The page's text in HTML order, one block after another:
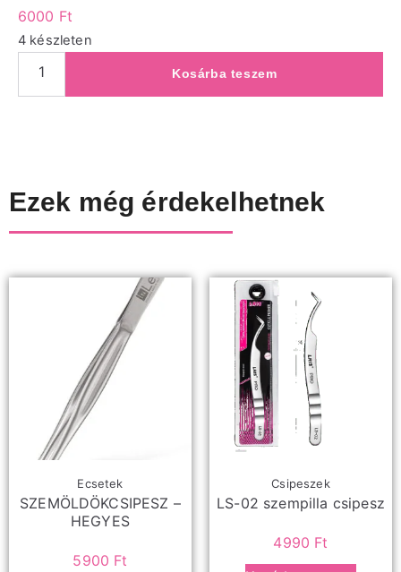
6000 Ft
4 készleten
Kosárba teszem
Ezek még érdekelhetnek
Ecsetek
SZEMÖLDÖKCSIPESZ –
HEGYES
5900 Ft
Csipeszek
LS-02 szempilla csipesz
4990 Ft